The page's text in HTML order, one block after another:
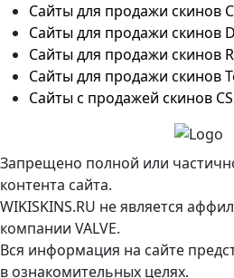
Сайты для продажи скинов
Сайты для продажи скинов
Сайты для продажи скинов
Сайты для продажи скинов
Сайты с продажей скинов
Запрещено полной или
контента сайта.
WIKISKINS.RU не является
компании VALVE.
Вся информация на сайте
в ознакомительных целях.